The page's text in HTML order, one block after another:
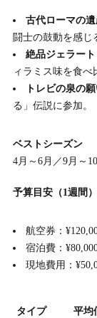
古代ローマの
闘士の鼓動を感じ
絶品ジェラート
ィラミス味を食べ
トレビの泉の
る」伝説に参加。
ベストシーズン
4月～6月／9月～
予算目安（1週間）
航空券：
宿泊費：
現地費用：
タイプ 平均